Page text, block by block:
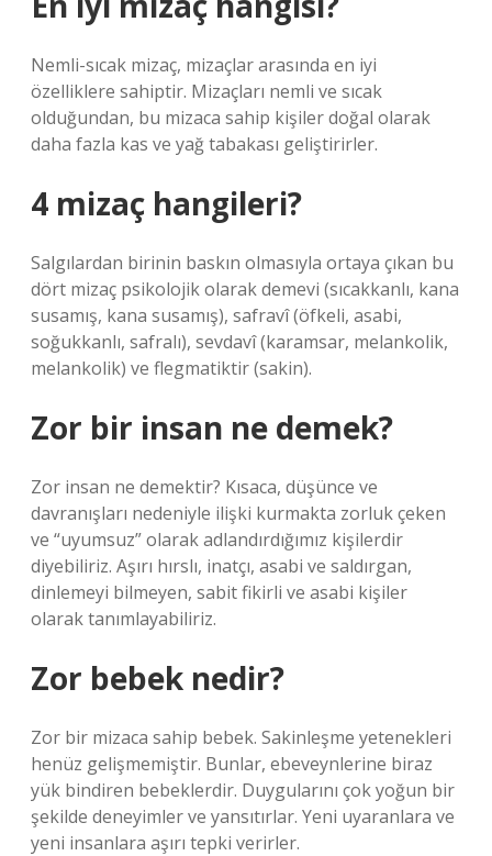
Nemli-sıcak mizaç, mizaçlar arasında en iyi
özelliklere sahiptir. Mizaçları nemli ve sıcak
olduğundan, bu mizaca sahip kişiler doğal olarak
daha fazla kas ve yağ tabakası geliştirirler.
4 mizaç hangileri?
Salgılardan birinin baskın olmasıyla ortaya çıkan bu
dört mizaç psikolojik olarak demevi (sıcakkanlı, kana
susamış, kana susamış), safravî (öfkeli, asabi,
soğukkanlı, safralı), sevdavî (karamsar, melankolik,
melankolik) ve flegmatiktir (sakin).
Zor bir insan ne demek?
Zor insan ne demektir? Kısaca, düşünce ve
davranışları nedeniyle ilişki kurmakta zorluk çeken
ve “uyumsuz” olarak adlandırdığımız kişilerdir
diyebiliriz. Aşırı hırslı, inatçı, asabi ve saldırgan,
dinlemeyi bilmeyen, sabit fikirli ve asabi kişiler
olarak tanımlayabiliriz.
Zor bebek nedir?
Zor bir mizaca sahip bebek. Sakinleşme yetenekleri
henüz gelişmemiştir. Bunlar, ebeveynlerine biraz
yük bindiren bebeklerdir. Duygularını çok yoğun bir
şekilde deneyimler ve yansıtırlar. Yeni uyaranlara ve
yeni insanlara aşırı tepki verirler.